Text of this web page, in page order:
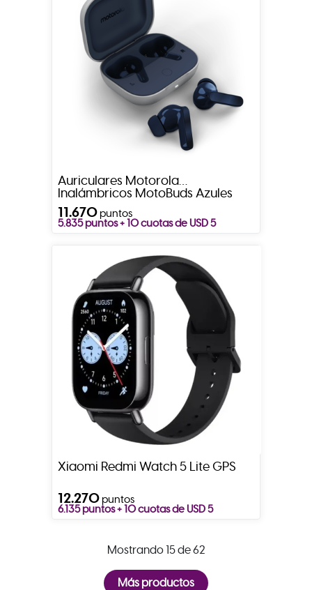
Auriculares Motorola
Inalámbricos MotoBuds Azules
11.670puntos
5.835 puntos + 10 cuotas de USD 5
Xiaomi Redmi Watch 5 Lite GPS
12.270puntos
6.135 puntos + 10 cuotas de USD 5
Mostrando 15 de 62